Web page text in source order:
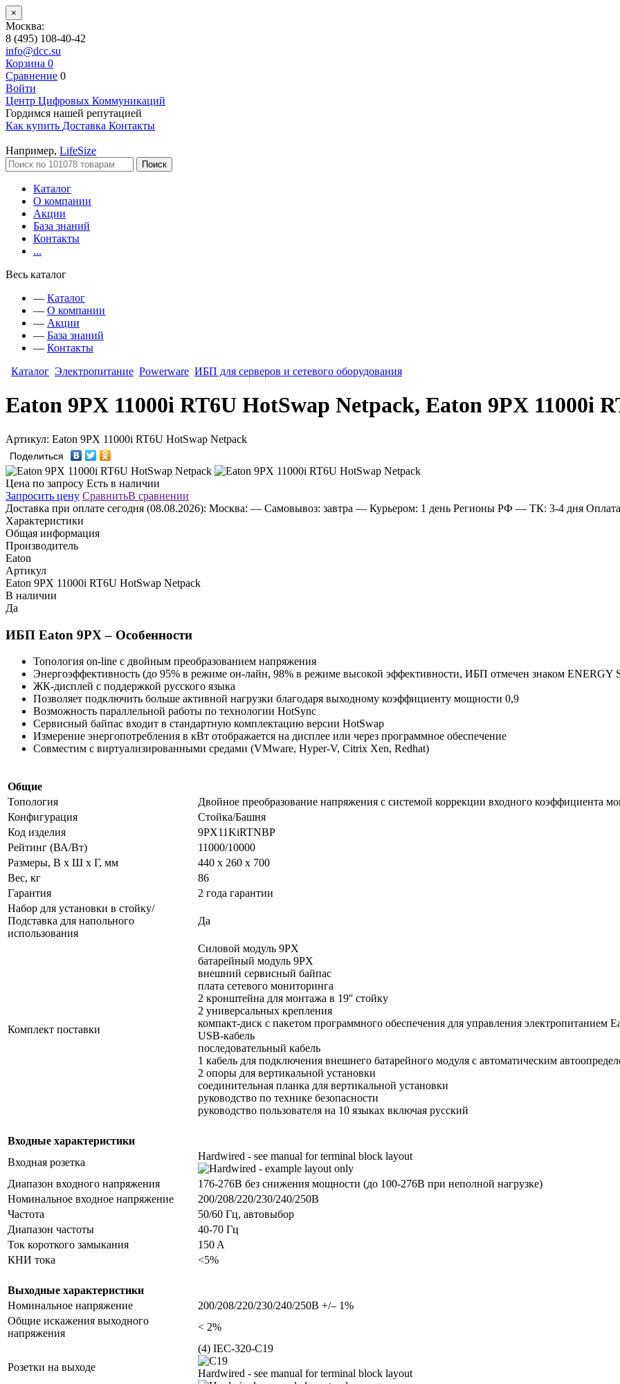
×
Москва:
8 (495) 108-40-42
info@dcc.su
Корзина 0
Сравнение 0
Войти
Центр Цифровых Коммуникаций
Гордимся нашей репутацией
Как купить Доставка Контакты
Например, LifeSize
Поиск
Каталог
О компании
Акции
База знаний
Контакты
...
Весь каталог
— Каталог
— О компании
— Акции
— База знаний
— Контакты
Каталог Электропитание Powerware ИБП для серверов и сетевого оборудования
Eaton 9PX 11000i RT6U HotSwap Netpack, Eaton 9PX 11000i
Артикул: Eaton 9PX 11000i RT6U HotSwap Netpack
Поделиться
Цена по запросу Есть в наличии
Запросить цену СравнитьВ сравнении
Доставка при оплате сегодня (08.08.2026): Москва: — Самовывоз: завтра — Курьером: 1 день Регионы РФ — ТК: 3-4 дня Оплата
Характеристики
Общая информация
Производитель
Eaton
Артикул
Eaton 9PX 11000i RT6U HotSwap Netpack
В наличии
Да
ИБП Eaton 9PX – Особенности
Топология on-line с двойным преобразованием напряжения
Энергоэффективность (до 95% в режиме он-лайн, 98% в режиме высокой эффективности, ИБП отмечен знаком ENERGY
ЖК-дисплей с поддержкой русского языка
Позволяет подключить больше активной нагрузки благодаря выходному коэффициенту мощности 0,9
Возможность параллельной работы по технологии HotSync
Сервисный байпас входит в стандартную комплектацию версии HotSwap
Измерение энергопотребления в кВт отображается на дисплее или через программное обеспечение
Совместим с виртуализированными средами (VMware, Hyper-V, Citrix Xen, Redhat)
Общие
Топология
Двойное преобразование напряжения с системой коррекции входного коэффициента
Конфигурация
Стойка/Башня
Код изделия
9PX11KiRTNBP
Рейтинг (ВА/Вт)
11000/10000
Размеры, В x Ш x Г, мм
440 x 260 x 700
Вес, кг
86
Гарантия
2 года гарантии
Набор для установки в стойку/
Подставка для напольного
использования
Да
Комплект поставки
Силовой модуль 9PX
батарейный модуль 9PX
внешний сервисный байпас
плата сетевого мониторинга
2 кронштейна для монтажа в 19'' стойку
2 универсальных крепления
компакт-диск с пакетом программного обеспечения для управления электропитанием
USB-кабель
последовательный кабель
1 кабель для подключения внешнего батарейного модуля с автоматическим
2 опоры для вертикальной установки
соединительная планка для вертикальной установки
руководство по технике безопасности
руководство пользователя на 10 языках включая русский
Входные характеристики
Входная розетка
Hardwired - see manual for terminal block layout
Диапазон входного напряжения
176-276В без снижения мощности (до 100-276В при неполной нагрузке)
Номинальное входное напряжение
200/208/220/230/240/250В
Частота
50/60 Гц, автовыбор
Диапазон частоты
40-70 Гц
Ток короткого замыкания
150 A
КНИ тока
<5%
Выходные характеристики
Номинальное напряжение
200/208/220/230/240/250В +/– 1%
Общие искажения выходного
напряжения
< 2%
Розетки на выходе
(4) IEC-320-C19
Hardwired - see manual for terminal block layout